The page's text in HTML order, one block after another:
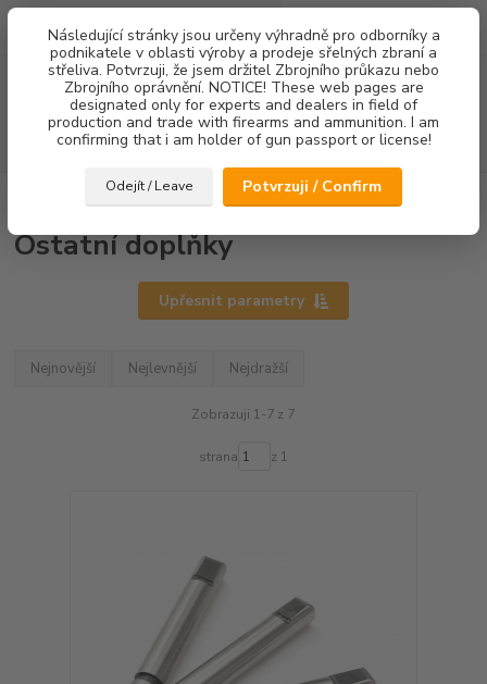
Následující stránky jsou určeny výhradně pro odborníky a
podnikatele v oblasti výroby a prodeje sřelných zbraní a
střeliva. Potvrzuji, že jsem držitel Zbrojního průkazu nebo
Zbrojního oprávnění. NOTICE! These web pages are
designated only for experts and dealers in field of
production and trade with firearms and ammunition. I am
confirming that i am holder of gun passport or license!
Odejít / Leave Potvrzuji / Confirm
Menu
Hledat
za0,00 Kč
Ostatní doplňky
Ostatní doplňky
Upřesnit parametry
Nejnovější Nejlevnější Nejdražší
Zobrazuji 1-7 z 7
strana z 1